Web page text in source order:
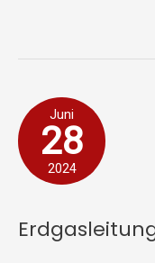
Juni
28
2024
Erdgasleitung
beschädigt